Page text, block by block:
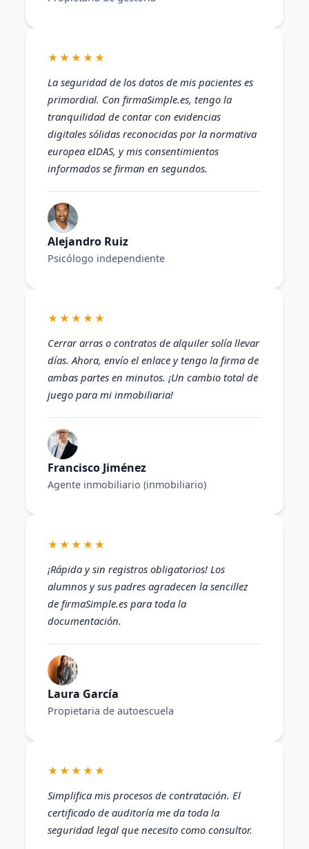
★★★★★
La seguridad de los datos de mis pacientes es
primordial. Con firmaSimple.es, tengo la
tranquilidad de contar con evidencias
digitales sólidas reconocidas por la normativa
europea eIDAS, y mis consentimientos
informados se firman en segundos.
Alejandro Ruiz
Psicólogo independiente
★★★★★
Cerrar arras o contratos de alquiler solía llevar
días. Ahora, envío el enlace y tengo la firma de
ambas partes en minutos. ¡Un cambio total de
juego para mi inmobiliaria!
Francisco Jiménez
Agente inmobiliario (inmobiliario)
★★★★★
¡Rápida y sin registros obligatorios! Los
alumnos y sus padres agradecen la sencillez
de firmaSimple.es para toda la
documentación.
Laura García
Propietaria de autoescuela
★★★★★
Simplifica mis procesos de contratación. El
certificado de auditoría me da toda la
seguridad legal que necesito como consultor.